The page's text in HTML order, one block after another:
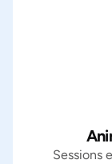
Sessions